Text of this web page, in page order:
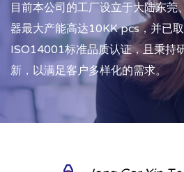
目前本公司的工厂设立于大陆东莞
器最大产能高达10KK pcs，并已
ISO14001标准品质认证，且秉持
新，以满足客户多样化的需求。